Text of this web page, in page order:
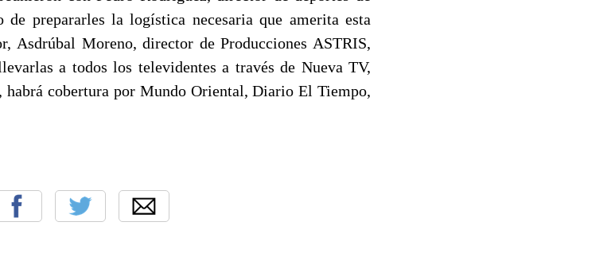
prepararles la logística necesaria que amerita esta
Asdrúbal Moreno, director de Producciones ASTRIS,
a todos los televidentes a través de Nueva TV,
habrá cobertura por Mundo Oriental, Diario El Tiempo,